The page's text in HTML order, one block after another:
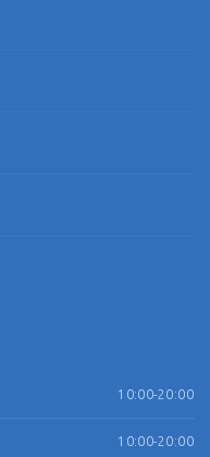
10:00-20:00
10:00-20:00